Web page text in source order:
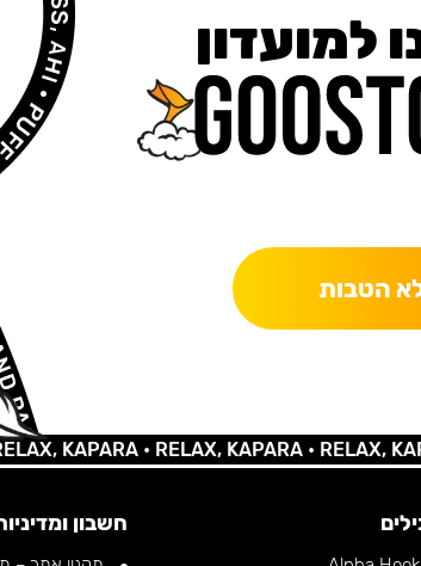
למועדון
הטבות
KAPARA •RELAX, KAPARA •RELAX,
חשבון